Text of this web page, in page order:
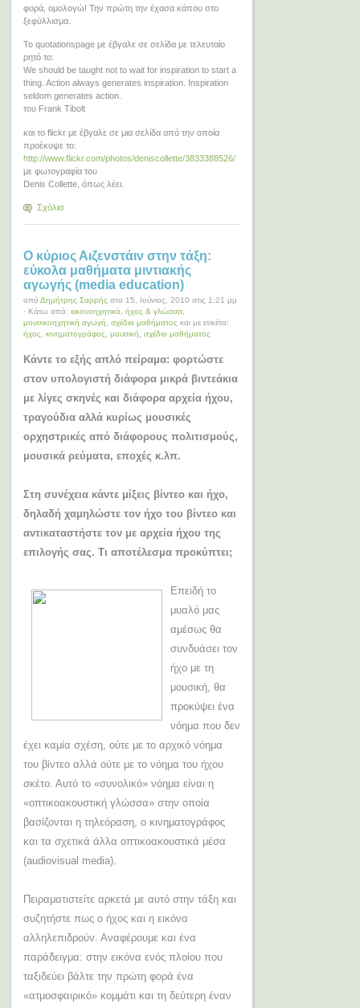
φορά, ομολογώ! Την πρώτη την έχασα κάπου στο
ξεφύλλισμα.
Το quotationspage με έβγαλε σε σελίδα με τελευταίο
ρητό το:
We should be taught not to wait for inspiration to start a
thing. Action always generates inspiration. Inspiration
seldom generates action.
του Frank Tibolt
και το flickr με έβγαλε σε μια σελίδα από την οποία
προέκυψε το:
http://www.flickr.com/photos/deniscollette/3833388526/
με φωτογραφία του
Denis Collette, όπως λέει.
Σχόλια
Ο κύριος Αιζενστάιν στην τάξη:
εύκολα μαθήματα μιντιακής
αγωγής (media education)
από Δημήτρης Σαρρής στο 15, Ιούνιος, 2010 στις 1:21 μμ
· Κάτω από: εικονοηχητικά ήχος & γλώσσα
μουσικοηχητική αγωγή
σχέδια μαθήματος και με ετικέτα:
ήχος
κινηματογράφος μουσική σχέδιο μαθήματος
Κάντε το εξής απλό πείραμα: φορτώστε
στον υπολογιστή διάφορα μικρά βιντεάκια
με λίγες σκηνές και διάφορα αρχεία ήχου,
τραγούδια αλλά κυρίως μουσικές
ορχηστρικές από διάφορους πολιτισμούς,
μουσικά ρεύματα, εποχές κ.λπ.
Στη συνέχεια κάντε μίξεις βίντεο και ήχο,
δηλαδή χαμηλώστε τον ήχο του βίντεο και
αντικαταστήστε τον με αρχεία ήχου της
επιλογής σας. Τι αποτέλεσμα προκύπτει;
Επειδή το
μυαλό μας
αμέσως θα
συνδυάσει τον
ήχο με τη
μουσική, θα
προκύψει ένα
νόημα που δεν
έχει καμία σχέση, ούτε με το αρχικό νόημα
του βίντεο αλλά ούτε με το νόημα του ήχου
σκέτο. Αυτό το «συνολικό» νόημα είναι η
«οπτικοακουστική γλώσσα» στην οποία
βασίζονται η τηλεόραση, ο κινηματογράφος
και τα σχετικά άλλα οπτικοακουστικά μέσα
(audiovisual media).
Πειραματιστείτε αρκετά με αυτό στην τάξη και
συζητήστε πως ο ήχος και η εικόνα
αλληλεπιδρούν. Αναφέρουμε και ένα
παράδειγμα: στην εικόνα ενός πλοίου που
ταξιδεύει βάλτε την πρώτη φορά ένα
«ατμοσφαιρικό» κομμάτι και τη δεύτερη έναν